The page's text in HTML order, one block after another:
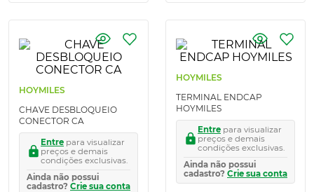
HOYMILES
CHAVE DESBLOQUEIO
CONECTOR CA
Entre para visualizar
preços e demais
condições exclusivas.
Ainda não possui
cadastro? Crie sua conta
HOYMILES
TERMINAL ENDCAP
HOYMILES
Entre para visualizar
preços e demais
condições exclusivas.
Ainda não possui
cadastro? Crie sua conta